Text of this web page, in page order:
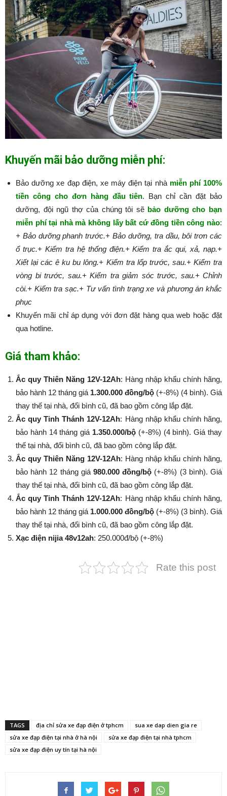
Khuyến mãi bảo dưỡng miễn phí:
Bảo dưỡng xe đạp điện, xe máy điện tại nhà miễn phí 100%
tiền công cho đơn hàng đầu tiên. Bạn chỉ cần đặt bảo
dưỡng, đội ngũ thợ của chúng tôi sẽ bảo dưỡng cho bạn
miễn phí tại nhà mà không lấy bất cứ đồng tiền công nào:​​​​​
+ Bảo dưỡng phanh trước.+ Bảo dưỡng, tra dầu, bôi trơn các
ổ trục.+ Kiểm tra hệ thống điện.+ Kiểm tra ắc qui, xả, nạp.+
Xiết lại các ê ku bu lông.+ Kiểm tra lốp trước, sau.+ Kiểm tra
vòng bi trước, sau.+ Kiểm tra giảm sóc trước, sau.+ Chỉnh
còi.+ Kiểm tra sạc.+ Tư vấn tình trạng xe và phương án khắc
phục
Khuyến mãi chỉ áp dụng với đơn đặt hàng qua web hoặc đặt
qua hotline.
Giá tham khảo:
Ắc quy Thiên Năng 12V-12Ah: Hàng nhập khẩu chính hãng,
bảo hành 12 tháng giá 1.300.000 đồng/bộ (+-8%) (4 bình). Giá
thay thế tại nhà, đổi bình cũ, đã bao gồm công lắp đặt.
Ắc quy Tinh Thánh 12V-12Ah: Hàng nhập khẩu chính hãng,
bảo hành 14 tháng giá 1.350.000/bộ (+-8%​​​​​​​) (4 bình). Giá thay
thế tại nhà, đổi bình cũ, đã bao gồm công lắp đặt.
Ắc quy Thiên Năng 12V-12Ah: Hàng nhập khẩu chính hãng,
bảo hành 12 tháng giá 980.000 đồng/bộ (+-8%​​​​​​​) (3 bình). Giá
thay thế tại nhà, đổi bình cũ, đã bao gồm công lắp đặt.
Ắc quy Tinh Thánh 12V-12Ah: Hàng nhập khẩu chính hãng,
bảo hành 12 tháng giá 1.000.000 đồng/bộ (+-8%​​​​​​​) (3 bình). Giá
thay thế tại nhà, đổi bình cũ, đã bao gồm công lắp đặt.
Xạc điện nijia 48v12ah: 250.000đ/bộ (+-8%​​​​​​​)
Rate this post
TAGS địa chỉ sửa xe đạp điện ở tphcm
sua xe dap dien gia re
sửa xe đạp điện tại nhà ở hà nội
sửa xe đạp điện tại nhà tphcm
sửa xe đạp điện uy tín tại hà nội